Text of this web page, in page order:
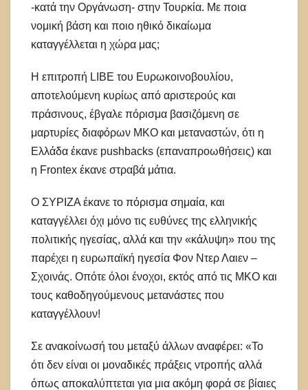
-κατά την Οργάνωση- στην Τουρκία. Με ποια
νομική βάση και ποιο ηθικό δικαίωμα
καταγγέλλεται η χώρα μας;
Η επιτροπή LIBE του Ευρωκοινοβουλίου,
αποτελούμενη κυρίως από αριστερούς και
πράσινους, έβγαλε πόρισμα βασιζόμενη σε
μαρτυρίες διαφόρων ΜΚΟ και μεταναστών, ότι η
Ελλάδα έκανε pushbacks (επαναπροωθήσεις) και
η Frontex έκανε στραβά μάτια.
Ο ΣΥΡΙΖΑ έκανε το πόρισμα σημαία, και
καταγγέλλει όχι μόνο τις ευθύνες της ελληνικής
πολιτικής ηγεσίας, αλλά και την «κάλυψη» που της
παρέχει η ευρωπαϊκή ηγεσία Φον Ντερ Λαιεν –
Σχοινάς. Οπότε όλοι ένοχοι, εκτός από τις ΜΚΟ και
τους καθοδηγούμενους μετανάστες που
καταγγέλλουν!
Σε ανακοίνωσή του μεταξύ άλλων αναφέρει: «Το
ότι δεν είναι οι μοναδικές πράξεις ντροπής αλλά
όπως αποκαλύπτεται για μια ακόμη φορά σε βίαιες